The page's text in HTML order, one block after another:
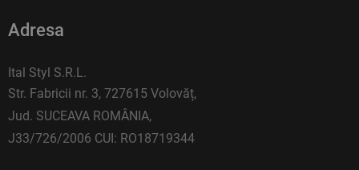
Adresa
Ital Styl S.R.L.
Str. Fabricii nr. 3, 727615 Volovăț,
Jud. SUCEAVA ROMÂNIA,
J33/726/2006 CUI: RO18719344